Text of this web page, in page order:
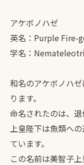
アケボノハゼ
英名：Purple Fire-
学名：
和名のアケボノハ
ります。
命名されたのは、退
上皇陛下は魚類へ
ています。
この名前は美智子